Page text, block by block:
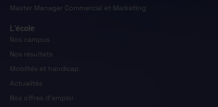
Master Manager Commercial et Marketing
L’école
Nos campus
Nos résultats
Mobiltés et handicap
Actualités
Nos offres d'emploi